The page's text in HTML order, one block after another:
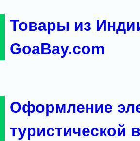
Товары из
GoaBay.com
Оформление
туристической